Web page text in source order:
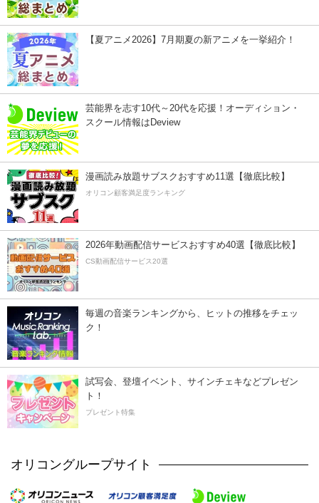
【夏アニメ2026】7月期夏の新アニメを一挙紹介！
芸能界を志す10代～20代を応援！オーディション・
スクール情報はDeview
漫画読み放題サブスクおすすめ11選【徹底比較】
オリコン顧客満足度ランキング
2026年動画配信サービスおすすめ40選【徹底比較】
CS動画配信サービス20選
毎週の音楽ランキングから、ヒットの推移をチェッ
ク！
試写会、登壇イベント、サインチェキなどプレゼン
ト！
プレゼント特集
オリコングループサイト